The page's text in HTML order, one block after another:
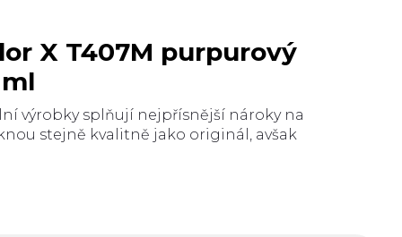
výrobky splňují nejpřísnější nároky na
stejně kvalitně jako originál, avšak